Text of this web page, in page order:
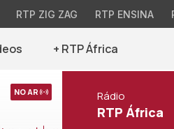
RTP ZIG ZAG RTP ENSINA
+ RTP África
NO AR Rádio
RTP África